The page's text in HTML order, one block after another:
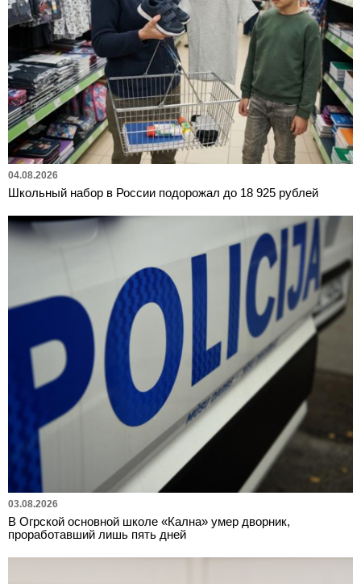
04.08.2026
Школьный набор в России подорожал до 18 925 рублей
03.08.2026
В Огрской основной школе «Кална» умер дворник,
проработавший лишь пять дней